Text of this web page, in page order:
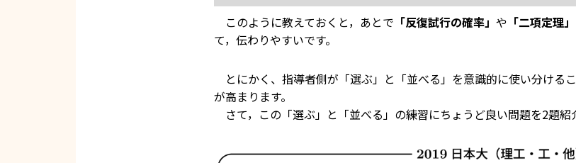
このように教えておくと，あとで 「反復試行の確率」や 「二項定理」
て，伝わりやすいです。
とにかく、指導者側が「選ぶ」と「並べる」を意識的に使い分ける
が高まります。
さて，この「選ぶ」と「並べる」の練習にちょうど良い問題を2題紹